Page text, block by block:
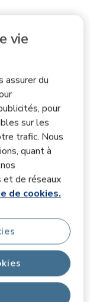
vie
assurer du
pour
sur les
trafic. Nous
quant à
et de réseaux
de cookies.
les avis.
15
4 avis avec
1
1 avis avec
0 avis avec
0
0 avis avec
4.9